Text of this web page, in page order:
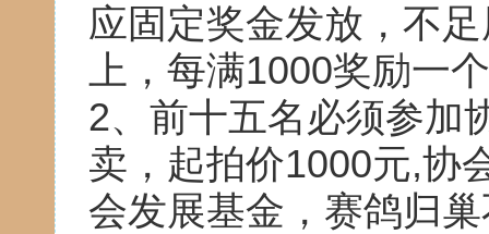
应固定奖金发放，不
上，每满1000奖励一
2、前十五名必须参加
卖，起拍价1000元,协
会发展基金，赛鸽归